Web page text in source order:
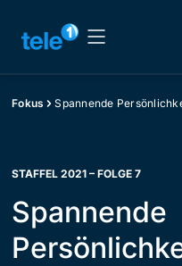
Fokus Spannende
STAFFEL 2021 – FOLGE 7
Spannende